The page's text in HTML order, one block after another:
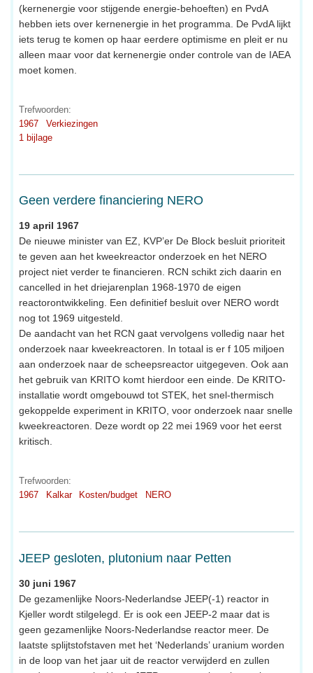
(kernenergie voor stijgende energie-behoeften) en PvdA
hebben iets over kernenergie in het programma. De PvdA lijkt
iets terug te komen op haar eerdere optimisme en pleit er nu
alleen maar voor dat kernenergie onder controle van de IAEA
moet komen.
Trefwoorden:
1967
Verkiezingen
1 bijlage
Geen verdere financiering NERO
19 april 1967
De nieuwe minister van EZ, KVP’er De Block besluit prioriteit
te geven aan het kweekreactor onderzoek en het NERO
project niet verder te financieren. RCN schikt zich daarin en
cancelled in het driejarenplan 1968-1970 de eigen
reactorontwikkeling. Een definitief besluit over NERO wordt
nog tot 1969 uitgesteld.
De aandacht van het RCN gaat vervolgens volledig naar het
onderzoek naar kweekreactoren. In totaal is er f 105 miljoen
aan onderzoek naar de scheepsreactor uitgegeven. Ook aan
het gebruik van KRITO komt hierdoor een einde. De KRITO-
installatie wordt omgebouwd tot STEK, het snel-thermisch
gekoppelde experiment in KRITO, voor onderzoek naar snelle
kweekreactoren. Deze wordt op 22 mei 1969 voor het eerst
kritisch.
Trefwoorden:
1967
Kalkar Kosten/budget NERO
JEEP gesloten, plutonium naar Petten
30 juni 1967
De gezamenlijke Noors-Nederlandse JEEP(-1) reactor in
Kjeller wordt stilgelegd. Er is ook een JEEP-2 maar dat is
geen gezamenlijke Noors-Nederlandse reactor meer. De
laatste splijtstofstaven met het ‘Nederlands’ uranium worden
in de loop van het jaar uit de reactor verwijderd en zullen